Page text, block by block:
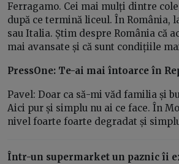
Ferragamo. Cei mai mulți dintre
după ce termină liceul. În România,
sau Italia. Știm despre România că
mai avansate și că sunt condițiile
PressOne: Te-ai mai întoarce în
Pavel: Doar ca să-mi văd familia și
Aici pur și simplu nu ai ce face. În
nivel foarte foarte degradat și
Într-un supermarket un paznic îi